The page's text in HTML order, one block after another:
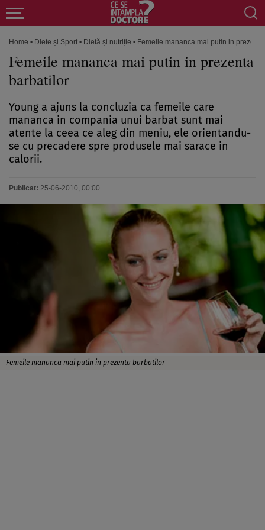
Home • Diete și Sport • Dietă și nutriție • Femeile mananca mai putin in
Femeile mananca mai putin in prezenta
barbatilor
Young a ajuns la concluzia ca femeile care
mananca in compania unui barbat sunt mai
atente la ceea ce aleg din meniu, ele orientandu-
se cu precadere spre produsele mai sarace in
calorii.
Publicat: 25-06-2010, 00:00
Femeile mananca mai putin in prezenta barbatilor